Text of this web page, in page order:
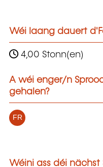
Wéi laang dauert
4,00 Stonn(en)
A wéi enger/n
gehalen?
FR
Wéini ass déi nächst